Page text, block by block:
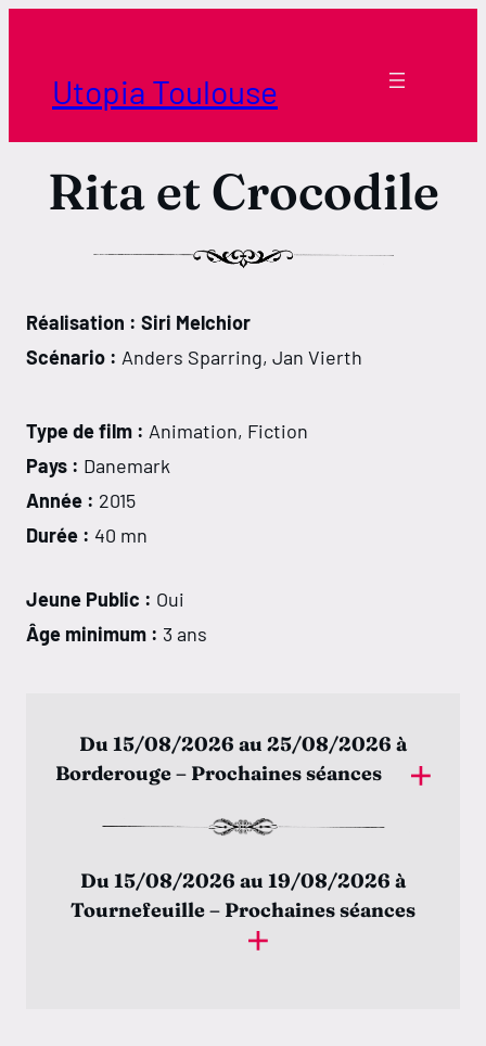
contenuUtopia Toulouse
Horaires Borderouge
Rita et Crocodile
Réalisation : Siri Melchior
Scénario : Anders Sparring, Jan Vierth
Type de film : Animation, Fiction
Pays : Danemark
Année : 2015
Durée : 40 mn
Jeune Public : Oui
Âge minimum : 3 ans
Samedi 15 août
16:20
Mardi 25 août
Du 15/08/2026 au 25/08/2026 à
Borderouge – Prochaines séances
Du 15/08/2026 au 19/08/2026 à
Tournefeuille – Prochaines séances